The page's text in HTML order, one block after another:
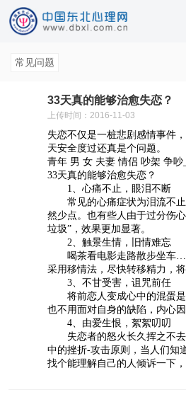
常见问题
33天真的能够治愈失恋？
上传时间：2016-11-03
失恋不仅是一桩悲剧感情事件
天安全度过还真是个问题。
青年 男 女 夫妻 情侣 吵架 争吵
33天真的能够治愈失恋？
1、心痛不止，眼泪不断
常见的心痛症状为泪流不止
然少点。也有些人由于过分伤
垃圾”，效果更加显著。
2、触景生情，旧情难忘
喝茶看电影走路散步坐车……
采用移情法，尽快转移精力，
3、不甘受害，诅咒前任
将前恋人变成心中的混蛋是
也不用面对自身的缺陷，内心
4、由爱生恨，絮絮叨叨
失恋者的怒火长久挥之不去
中的挫折-攻击原则，当人们知
找个能理解自己的人倾诉一下